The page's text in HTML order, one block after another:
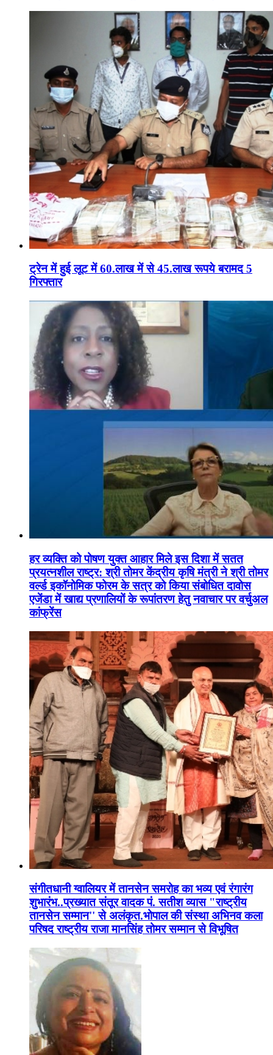
ट्रेन में हुई लूट में 60.लाख में से 45.लाख रूपये बरामद 5
गिरफ्तार
हर व्यक्ति को पोषण युक्त आहार मिले इस दिशा में सतत
प्रयत्नशील राष्ट्र: श्री तोमर केंद्रीय कृषि मंत्री ने श्री तोमर
वर्ल्ड इकॉनोमिक फोरम के सत्र को किया संबोधित दावोस
एजेंडा में खाद्य प्रणालियों के रूपांतरण हेतु नवाचार पर वर्चुअल
कांफ्रेंस
संगीतधानी ग्वालियर में तानसेन समरोह का भव्य एवं रंगारंग
शुभारंभ..प्रख्यात संतूर वादक पं. सतीश व्यास "राष्ट्रीय
तानसेन सम्मान'' से अलंकृत.भोपाल की संस्था अभिनव कला
परिषद राष्ट्रीय राजा मानसिंह तोमर सम्मान से विभूषित